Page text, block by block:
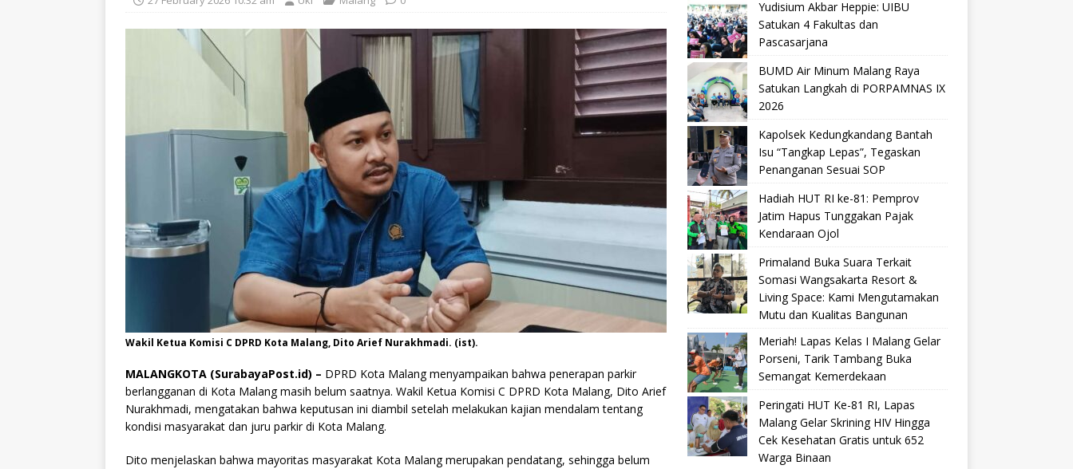
Wakil Ketua Komisi C DPRD Kota Malang, Dito Arief Nurakhmadi. (ist).
MALANGKOTA (SurabayaPost.id) – DPRD Kota Malang menyampaikan bahwa penerapan parkir
berlangganan di Kota Malang masih belum saatnya. Wakil Ketua Komisi C DPRD Kota Malang, Dito Arief
Nurakhmadi, mengatakan bahwa keputusan ini diambil setelah melakukan kajian mendalam tentang
kondisi masyarakat dan juru parkir di Kota Malang.
Dito menjelaskan bahwa mayoritas masyarakat Kota Malang merupakan pendatang, sehingga belum
Yudisium Akbar Heppie: UIBU
Satukan 4 Fakultas dan
Pascasarjana
BUMD Air Minum Malang Raya
Satukan Langkah di PORPAMNAS IX
2026
Kapolsek Kedungkandang Bantah
Isu “Tangkap Lepas”, Tegaskan
Penanganan Sesuai SOP
Hadiah HUT RI ke-81: Pemprov
Jatim Hapus Tunggakan Pajak
Kendaraan Ojol
Primaland Buka Suara Terkait
Somasi Wangsakarta Resort &
Living Space: Kami Mengutamakan
Mutu dan Kualitas Bangunan
Meriah! Lapas Kelas I Malang Gelar
Porseni, Tarik Tambang Buka
Semangat Kemerdekaan
Peringati HUT Ke-81 RI, Lapas
Malang Gelar Skrining HIV Hingga
Cek Kesehatan Gratis untuk 652
Warga Binaan